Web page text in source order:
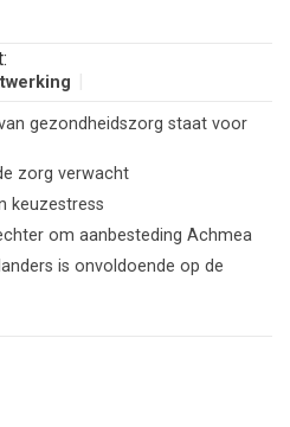
gezondheidszorg staat voor
zorg verwacht
keuzestress
om aanbesteding Achmea
is onvoldoende op de